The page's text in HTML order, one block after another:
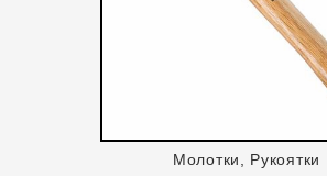
Молотки, Рукоятки